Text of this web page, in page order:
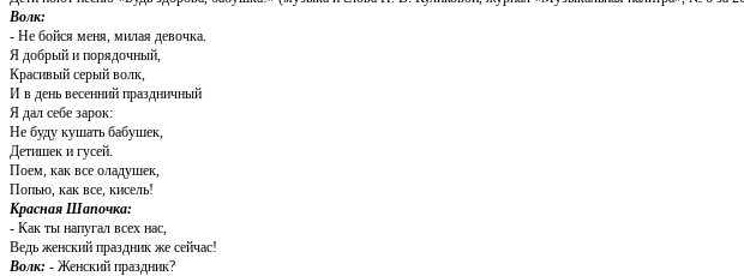
Волк:
- Не бойся меня, милая девочка.
Я добрый и порядочный,
Красивый серый волк,
И в день весенний праздничный
Я дал себе зарок:
Не буду кушать бабушек,
Детишек и гусей.
Поем, как все оладушек,
Попью, как все, кисель!
Красная Шапочка:
- Как ты напугал всех нас,
Ведь женский праздник же сейчас!
Волк: - Женский праздник?